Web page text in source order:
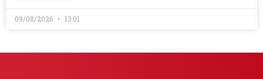
09/08/2026 13:01